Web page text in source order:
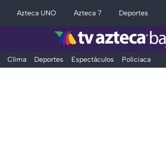
Azteca UNO Azteca 7 Deportes
Clima Deportes Espectáculos Policiaca